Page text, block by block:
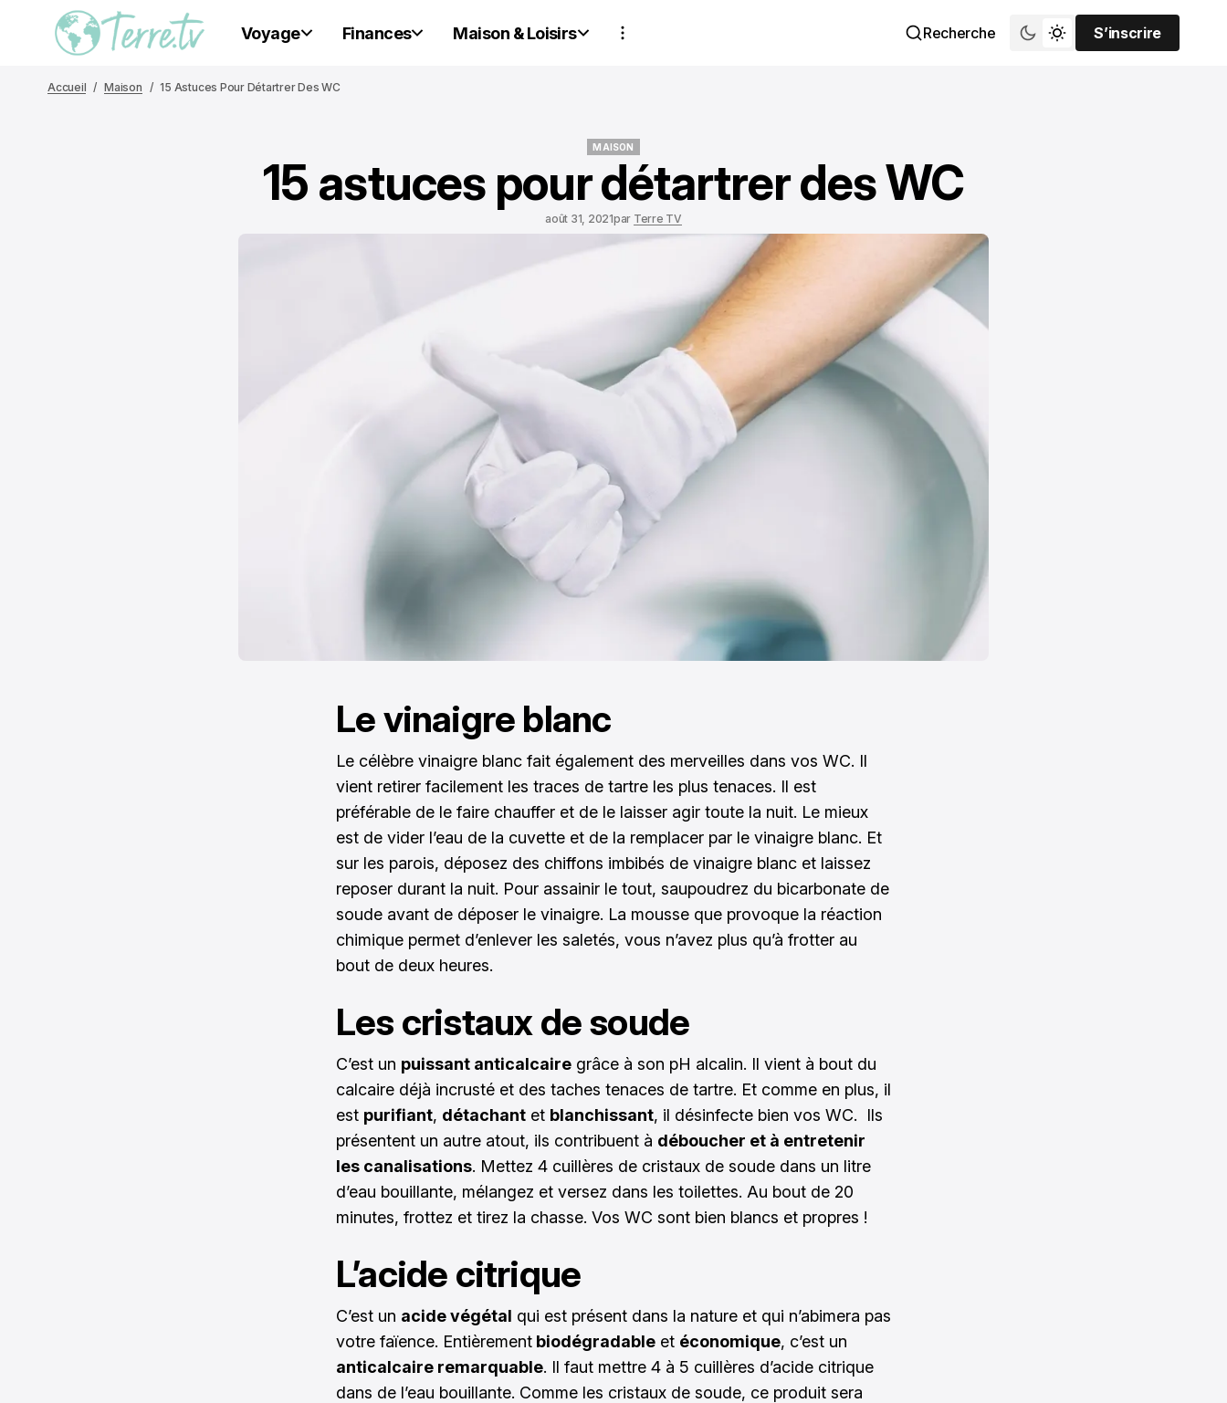
Voyage Finances Maison & Loisirs Recherche
S’inscrire
S’inscrire
Accueil Maison 15 Astuces Pour Détartrer Des WC
MAISON
MAISON
15 astuces pour détartrer des WC
août 31, 2021par Terre TV
Le vinaigre blanc
Le célèbre vinaigre blanc fait également des merveilles dans vos WC. Il
vient retirer facilement les traces de tartre les plus tenaces. Il est
préférable de le faire chauffer et de le laisser agir toute la nuit. Le mieux
est de vider l’eau de la cuvette et de la remplacer par le vinaigre blanc. Et
sur les parois, déposez des chiffons imbibés de vinaigre blanc et laissez
reposer durant la nuit. Pour assainir le tout, saupoudrez du bicarbonate de
soude avant de déposer le vinaigre. La mousse que provoque la réaction
chimique permet d’enlever les saletés, vous n’avez plus qu’à frotter au
bout de deux heures.
Les cristaux de soude
C’est un puissant anticalcaire grâce à son pH alcalin. Il vient à bout du
calcaire déjà incrusté et des taches tenaces de tartre. Et comme en plus, il
est purifiant, détachant et blanchissant, il désinfecte bien vos WC. Ils
présentent un autre atout, ils contribuent à déboucher et à entretenir
les canalisations. Mettez 4 cuillères de cristaux de soude dans un litre
d’eau bouillante, mélangez et versez dans les toilettes. Au bout de 20
minutes, frottez et tirez la chasse. Vos WC sont bien blancs et propres !
L’acide citrique
C’est un acide végétal qui est présent dans la nature et qui n’abimera pas
votre faïence. Entièrement biodégradable et économique, c’est un
anticalcaire remarquable. Il faut mettre 4 à 5 cuillères d’acide citrique
dans de l’eau bouillante. Comme les cristaux de soude, ce produit sera